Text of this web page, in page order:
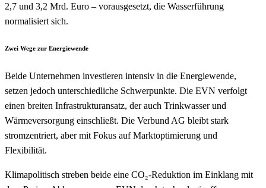
2,7 und 3,2 Mrd. Euro – vorausgesetzt, die Wasserführung
normalisiert sich.
Zwei Wege zur Energiewende
Beide Unternehmen investieren intensiv in die Energiewende,
setzen jedoch unterschiedliche Schwerpunkte. Die EVN verfolgt
einen breiten Infrastrukturansatz, der auch Trinkwasser und
Wärmeversorgung einschließt. Die Verbund AG bleibt stark
stromzentriert, aber mit Fokus auf Marktoptimierung und
Flexibilität.
Klimapolitisch streben beide eine CO₂-Reduktion im Einklang mit